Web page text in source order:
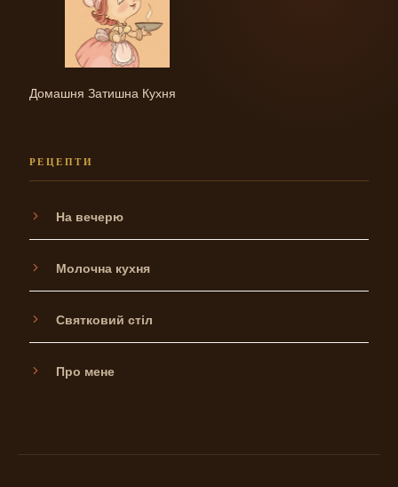
Домашня Затишна Кухня
РЕЦЕПТИ
На вечерю
Молочна кухня
Святковий стіл
Про мене